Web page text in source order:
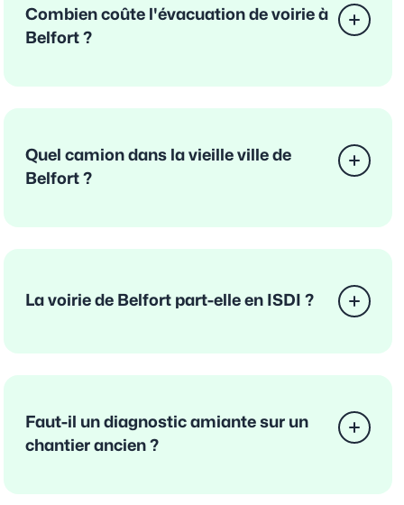
Combien coûte l'évacuation de voirie à
Belfort ?
Quel camion dans la vieille ville de
Belfort ?
La voirie de Belfort part-elle en ISDI ?
Faut-il un diagnostic amiante sur un
chantier ancien ?